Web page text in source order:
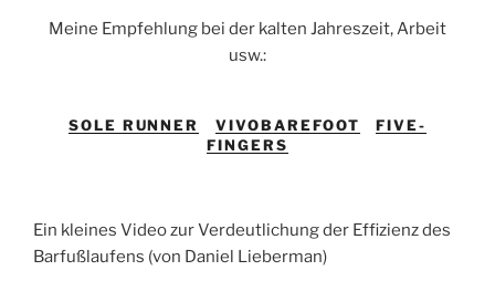
Meine Empfehlung bei der kalten Jahreszeit, Arbeit
usw.:
SOLE RUNNER VIVOBAREFOOT
FIVE-
FINGERS
Ein kleines Video zur Verdeutlichung der Effizienz des
Barfußlaufens (von Daniel Lieberman)